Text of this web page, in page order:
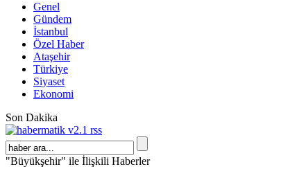
Genel
Gündem
İstanbul
Özel Haber
Ataşehir
Türkiye
Siyaset
Ekonomi
Son Dakika
"Büyükşehir" ile İlişkili Haberler